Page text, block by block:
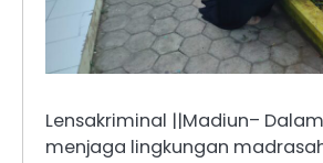
Lensakriminal ||Madiun–
menjaga lingkungan